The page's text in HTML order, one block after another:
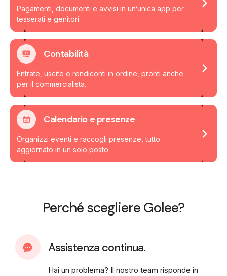
Pagamenti, documenti e avvisi in un’unica app per
tesserati e genitori.
Contabilità
Entrate, uscite e rendiconti in ordine, pronti anche
per il commercialista.
Calendario e presenze
Organizzi eventi e raccogli presenze, tutto
aggiornato in un solo posto.
Perché scegliere Golee?
Assistenza continua.
Hai un problema? Il nostro team risponde in